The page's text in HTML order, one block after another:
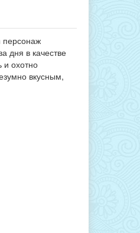
персонаж
дня в качестве
и охотно
вкусным,